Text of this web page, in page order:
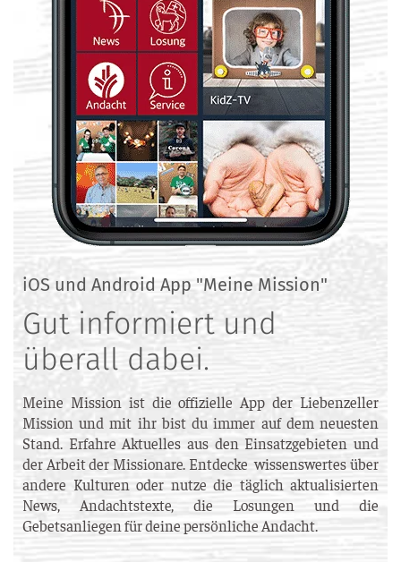
iOS und Android App "Meine Mission"
Gut informiert und
überall dabei.
Meine Mission ist die offizielle App der Liebenzeller
Mission und mit ihr bist du immer auf dem neuesten
Stand. Erfahre Aktuelles aus den Einsatzgebieten und
der Arbeit der Missionare. Entdecke wissenswertes über
andere Kulturen oder nutze die täglich aktualisierten
News, Andachtstexte, die Losungen und die
Gebetsanliegen für deine persönliche Andacht.